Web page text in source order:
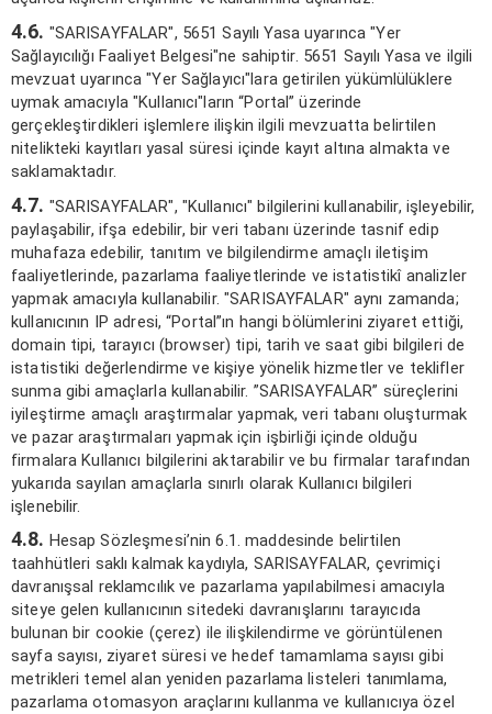
4.6. "SARISAYFALAR", 5651 Sayılı Yasa uyarınca "Yer
Sağlayıcılığı Faaliyet Belgesi"ne sahiptir. 5651 Sayılı Yasa ve ilgili
mevzuat uyarınca "Yer Sağlayıcı"lara getirilen yükümlülüklere
uymak amacıyla "Kullanıcı"ların “Portal” üzerinde
gerçekleştirdikleri işlemlere ilişkin ilgili mevzuatta belirtilen
nitelikteki kayıtları yasal süresi içinde kayıt altına almakta ve
saklamaktadır.
4.7. "SARISAYFALAR", "Kullanıcı" bilgilerini kullanabilir, işleyebilir,
paylaşabilir, ifşa edebilir, bir veri tabanı üzerinde tasnif edip
muhafaza edebilir, tanıtım ve bilgilendirme amaçlı iletişim
faaliyetlerinde, pazarlama faaliyetlerinde ve istatistikî analizler
yapmak amacıyla kullanabilir. "SARISAYFALAR" aynı zamanda;
kullanıcının IP adresi, “Portal”ın hangi bölümlerini ziyaret ettiği,
domain tipi, tarayıcı (browser) tipi, tarih ve saat gibi bilgileri de
istatistiki değerlendirme ve kişiye yönelik hizmetler ve teklifler
sunma gibi amaçlarla kullanabilir. ”SARISAYFALAR” süreçlerini
iyileştirme amaçlı araştırmalar yapmak, veri tabanı oluşturmak
ve pazar araştırmaları yapmak için işbirliği içinde olduğu
firmalara Kullanıcı bilgilerini aktarabilir ve bu firmalar tarafından
yukarıda sayılan amaçlarla sınırlı olarak Kullanıcı bilgileri
işlenebilir.
4.8. Hesap Sözleşmesi’nin 6.1. maddesinde belirtilen
taahhütleri saklı kalmak kaydıyla, SARISAYFALAR, çevrimiçi
davranışsal reklamcılık ve pazarlama yapılabilmesi amacıyla
siteye gelen kullanıcının sitedeki davranışlarını tarayıcıda
bulunan bir cookie (çerez) ile ilişkilendirme ve görüntülenen
sayfa sayısı, ziyaret süresi ve hedef tamamlama sayısı gibi
metrikleri temel alan yeniden pazarlama listeleri tanımlama,
pazarlama otomasyon araçlarını kullanma ve kullanıcıya özel